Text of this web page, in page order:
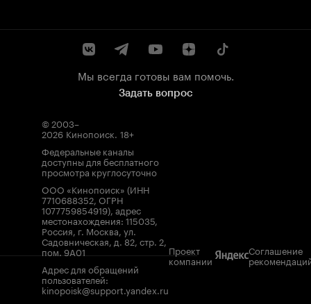
Мы всегда готовы вам помочь.
Задать вопрос
© 2003–
2026 Кинопоиск. 18+
Федеральные каналы
доступны для бесплатного
просмотра круглосуточно
ООО «Кинопоиск» (ИНН
7710688352, ОГРН
1077759854919), адрес
местонахождения: 115035,
Россия, г. Москва, ул.
Садовническая, д. 82, стр. 2,
пом. 9А01
Адрес для обращений
пользователей:
kinopoisk@support.yandex.ru
Проект
компании
Соглашение